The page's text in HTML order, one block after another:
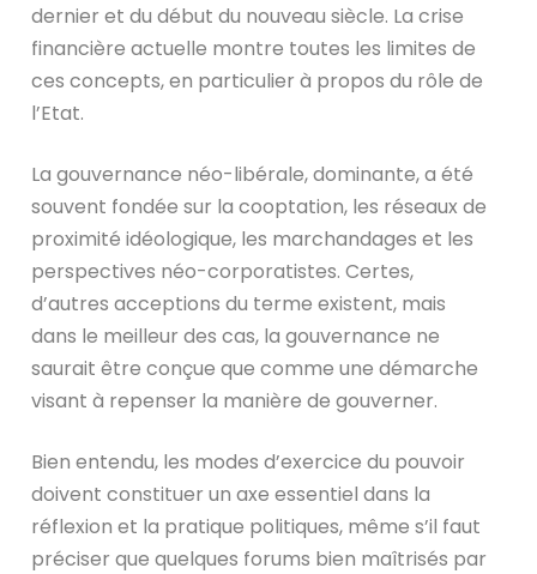
dernier et du début du nouveau siècle. La crise
financière actuelle montre toutes les limites de
ces concepts, en particulier à propos du rôle de
l’Etat.
La gouvernance néo-libérale, dominante, a été
souvent fondée sur la cooptation, les réseaux de
proximité idéologique, les marchandages et les
perspectives néo-corporatistes. Certes,
d’autres acceptions du terme existent, mais
dans le meilleur des cas, la gouvernance ne
saurait être conçue que comme une démarche
visant à repenser la manière de gouverner.
Bien entendu, les modes d’exercice du pouvoir
doivent constituer un axe essentiel dans la
réflexion et la pratique politiques, même s’il faut
préciser que quelques forums bien maîtrisés par